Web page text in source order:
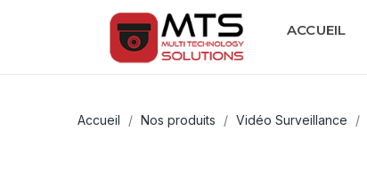
ACCUEIL
Accueil Nos produits Vidéo Surveillance